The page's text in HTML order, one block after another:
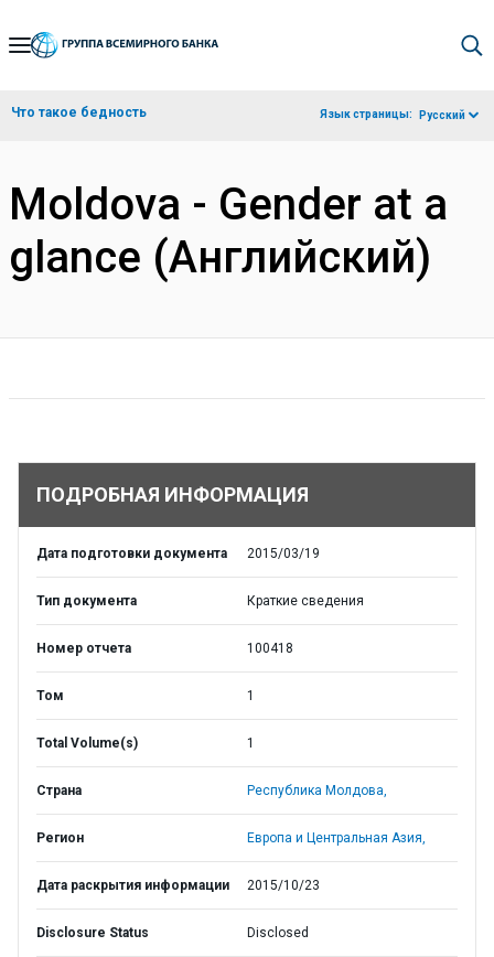
Skip
Navigation
Что такое бедность Язык страницы: Русский
Moldova - Gender at a
glance (Английский)
ПОДРОБНАЯ ИНФОРМАЦИЯ
Дата подготовки документа 2015/03/19
Тип документа Краткие сведения
Номер отчета 100418
Том 1
Total Volume(s) 1
Страна Республика Молдова,
Регион Европа и Центральная Азия,
Дата раскрытия информации 2015/10/23
Disclosure Status Disclosed